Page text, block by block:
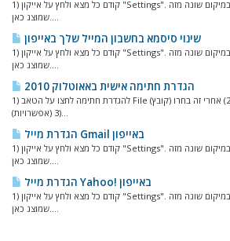
1) קודם כל מצא ולחץ על אייקון "Settings". זה יכול להיות על מסך שונה או במיקום שונה מזה
שמוצג כאן....
שינוי סיסמא בחשבון המייל שלך באייפון
1) קודם כל מצא ולחץ על אייקון "Settings". זה יכול להיות על מסך שונה או במיקום שונה מזה
שמוצג כאן....
הגדרת חתימה אישית באאוטלוק 2010
1) להגדרת חתימה לחצו על הטאב File (קובץ) קודם כל. 2) אחרי זה בחרו "Options"
(אפשרויות) 3)...
הגדרת מייל Gmail באייפון
1) קודם כל מצא ולחץ על אייקון "Settings". זה יכול להיות על מסך שונה או במיקום שונה מזה
שמוצג כאן....
הגדרת מייל Yahoo! באייפון
1) קודם כל מצא ולחץ על אייקון "Settings". זה יכול להיות על מסך שונה או במיקום שונה מזה
שמוצג כאן....